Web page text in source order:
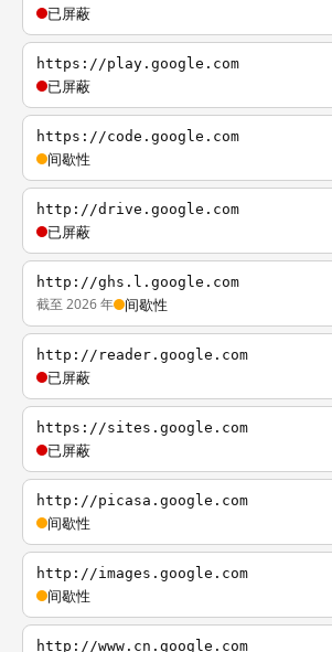
已屏蔽
https://play.google.com
已屏蔽
https://code.google.com
间歇性
http://drive.google.com
已屏蔽
http://ghs.l.google.com
截至 2026 年 间歇性
http://reader.google.com
已屏蔽
https://sites.google.com
已屏蔽
http://picasa.google.com
间歇性
http://images.google.com
间歇性
http://www.cn.google.com